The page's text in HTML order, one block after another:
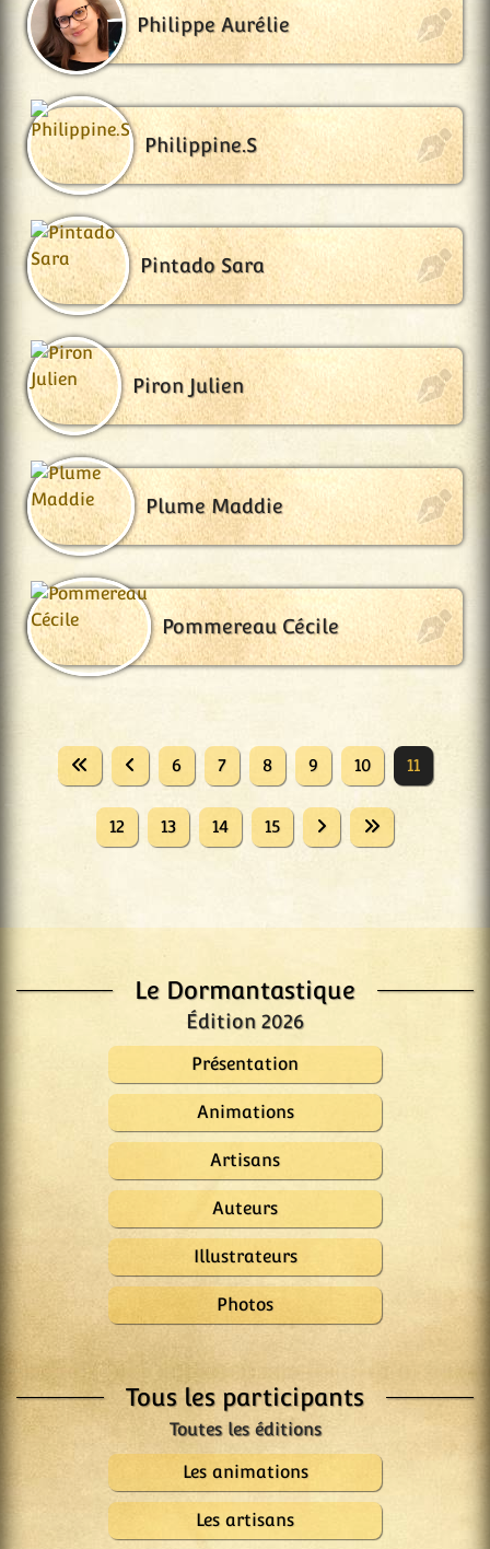
Le Dormantastique
Édition 2026
Présentation
Animations
Artisans
Auteurs
Illustrateurs
Photos
Tous les participants
Les animations
Les artisans
Philippe Aurélie
Philippine.S
Pintado Sara
Piron Julien
Plume Maddie
Pommereau Cécile
6 7 8 9 10 11
12 13 14 15